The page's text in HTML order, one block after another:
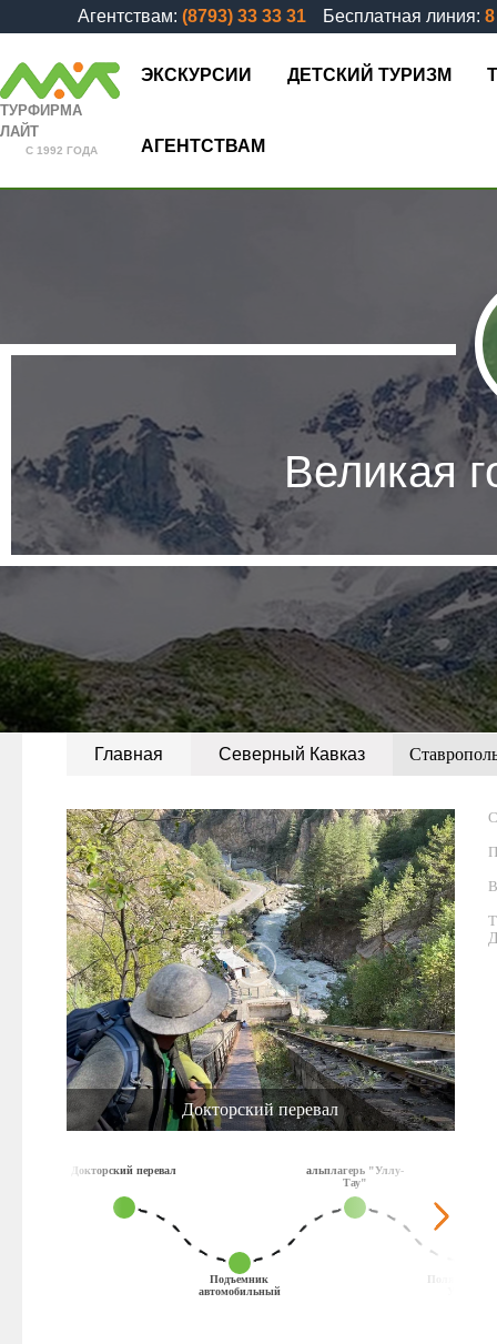
Агентствам: (8793) 33 33 31 Бесплатная линия:
ТУРФИРМА
ЛАЙТ
С 1992 ГОДА
ЭКСКУРСИИ ДЕТСКИЙ ТУРИЗМ
АГЕНТСТВАМ
Великая
Главная Северный Кавказ
Докторский перевал
Подъемник автомобильный
альплагерь "Уллу-Тау"
Поляна желаний Уллу-Тау
Парк Цветник
Докторский перевал
Подъемник
автомобильный
альплагерь "Уллу-
Тау"
Поляна